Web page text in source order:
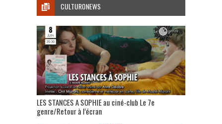
CULTURONEWS
LES STANCES A SOPHIE au ciné-club Le 7e
genre/Retour à l’écran